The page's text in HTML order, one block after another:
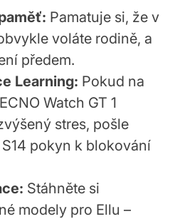
Pamatuje si, že v
voláte rodině, a
předem.
Learning: Pokud na
Watch GT 1
stres, pošle
S14 pokyn k blokování
Stáhněte si
modely pro Ellu –